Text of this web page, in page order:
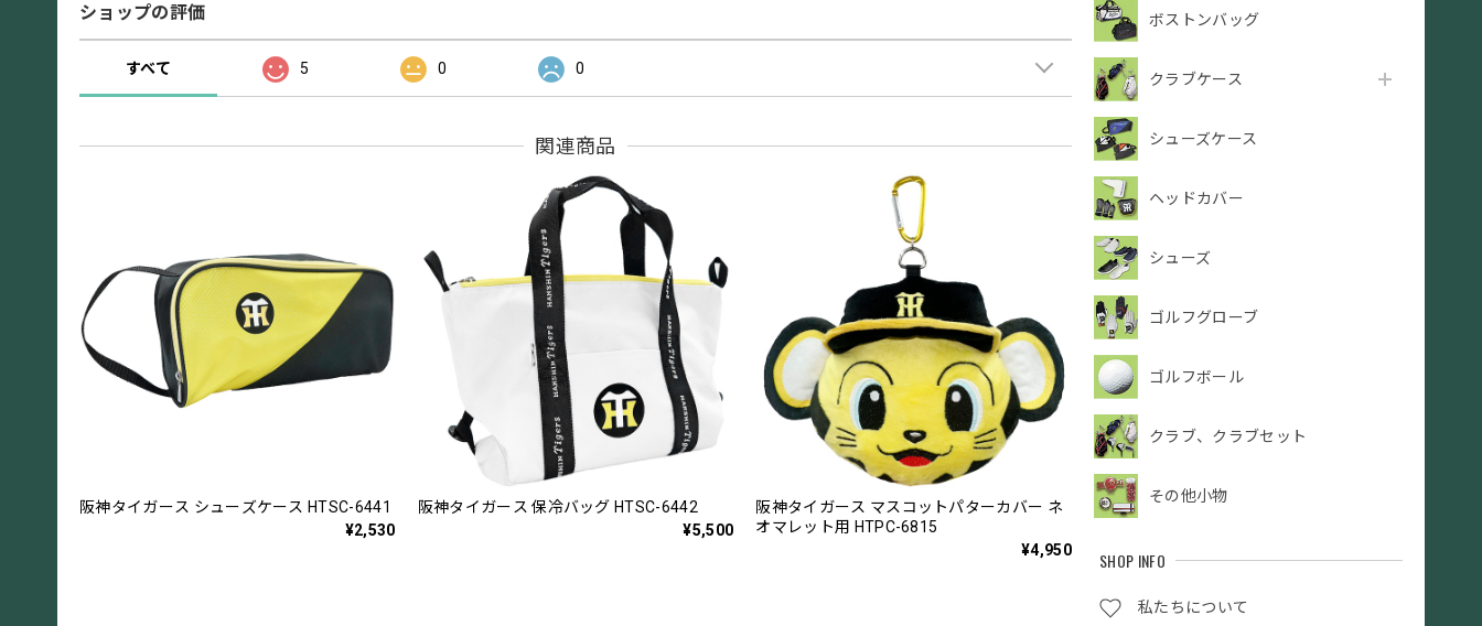
ボストンバッグ
クラブケース
シューズケース
ヘッドカバー
シューズ
ゴルフグローブ
ゴルフボール
クラブ、クラブセット
その他小物
SHOP INFO
私たちについて
ショップの評価
すべて 5 0 0
関連商品
阪神タイガース シューズケース HTSC-6441
¥2,530
阪神タイガース 保冷バッグ HTSC-6442
¥5,500
阪神タイガース マスコットパターカバー ネ
オマレット用 HTPC-6815
¥4,950